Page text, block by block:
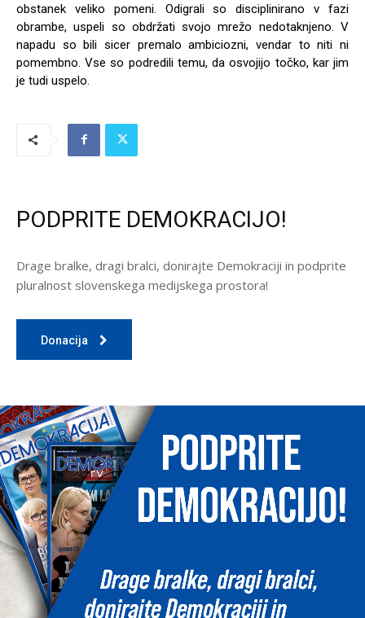
obstanek veliko pomeni. Odigrali so disciplinirano v fazi
obrambe, uspeli so obdržati svojo mrežo nedotaknjeno. V
napadu so bili sicer premalo ambiciozni, vendar to niti ni
pomembno. Vse so podredili temu, da osvojijo točko, kar jim
je tudi uspelo.
PODPRITE DEMOKRACIJO!
Drage bralke, dragi bralci, donirajte Demokraciji in podprite
pluralnost slovenskega medijskega prostora!
Donacija